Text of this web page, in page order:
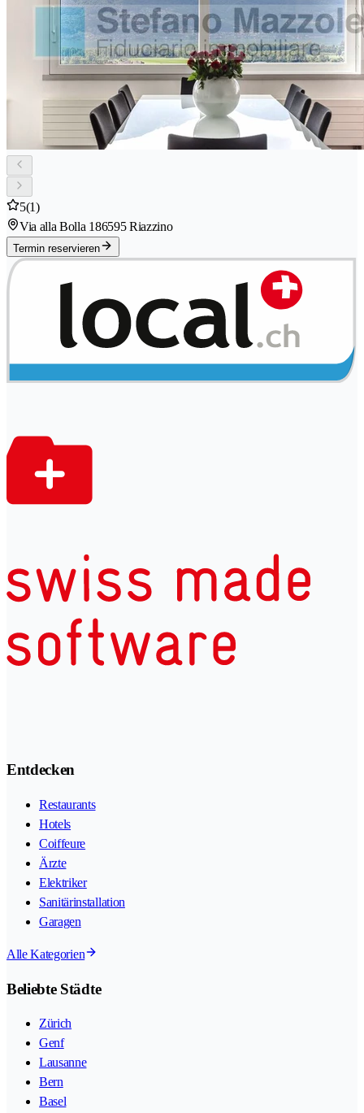
5(1)
Via alla Bolla 186595 Riazzino
Termin reservieren
Entdecken
Restaurants
Hotels
Coiffeure
Ärzte
Elektriker
Sanitärinstallation
Garagen
Alle Kategorien
Beliebte Städte
Zürich
Genf
Lausanne
Bern
Basel